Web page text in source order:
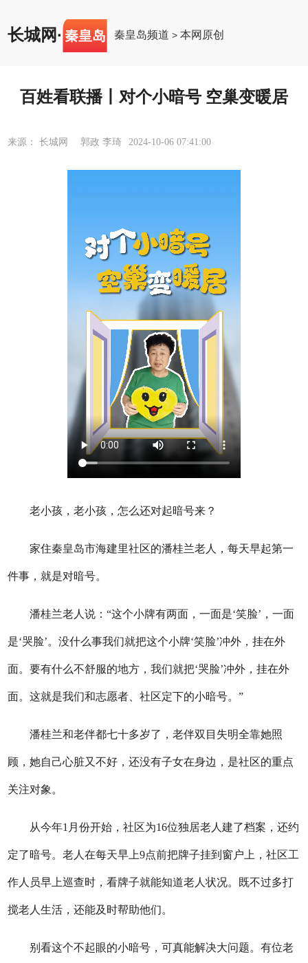
长城网· 秦皇岛 秦皇岛频道 >本网原创
百姓看联播丨对个小暗号 空巢变暖居
来源： 长城网 郭政 李琦 2024-10-06 07:41:00
老小孩，老小孩，怎么还对起暗号来？
家住秦皇岛市海建里社区的潘桂兰老人，每天早起第一
件事，就是对暗号。
潘桂兰老人说：“这个小牌有两面，一面是‘笑脸’，一面
是‘哭脸’。没什么事我们就把这个小牌‘笑脸’冲外，挂在外
面。要有什么不舒服的地方，我们就把‘哭脸’冲外，挂在外
面。这就是我们和志愿者、社区定下的小暗号。”
潘桂兰和老伴都七十多岁了，老伴双目失明全靠她照
顾，她自己心脏又不好，还没有子女在身边，是社区的重点
关注对象。
从今年1月份开始，社区为16位独居老人建了档案，还约
定了暗号。老人在每天早上9点前把牌子挂到窗户上，社区工
作人员早上巡查时，看牌子就能知道老人状况。既不过多打
搅老人生活，还能及时帮助他们。
别看这个不起眼的小暗号，可真能解决大问题。有位老